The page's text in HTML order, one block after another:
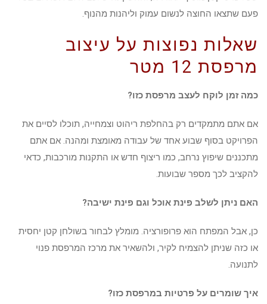
פעם שתצאו החוצה לנשום עמוק וליהנות מהנוף.
שאלות נפוצות על עיצוב
מרפסת 12 מטר
כמה זמן לוקח לעצב מרפסת כזו?
אם אתם מתמקדים רק בהחלפת ריהוט וצמחייה, תוכלו לסיים את
הפרויקט בסוף שבוע אחד של עבודה מאומצת ומהנה. אם אתם
מתכננים שיפוץ נרחב, כמו ריצוף חדש או התקנות מורכבות, כדאי
להקציב לכך מספר שבועות.
האם ניתן לשלב פינת אוכל וגם פינת ישיבה?
כן, אבל המפתח הוא פרופורציה. מומלץ לבחור בשולחן קטן יחסית
או כזה שניתן להצמיח לקיר, ולהשאיר את מרכז המרפסת פנוי
לתנועה.
איך שומרים על פרטיות במרפסת כזו?